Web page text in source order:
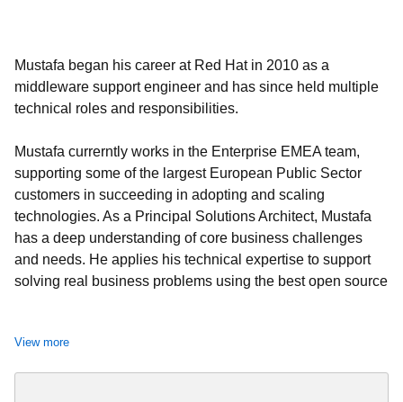
Mustafa began his career at Red Hat in 2010 as a
middleware support engineer and has since held multiple
technical roles and responsibilities.
Mustafa currerntly works in the Enterprise EMEA team,
supporting some of the largest European Public Sector
customers in succeeding in adopting and scaling
technologies. As a Principal Solutions Architect, Mustafa
has a deep understanding of core business challenges
and needs. He applies his technical expertise to support
solving real business problems using the best open source
cross-functional teams to ensure successful project
View more